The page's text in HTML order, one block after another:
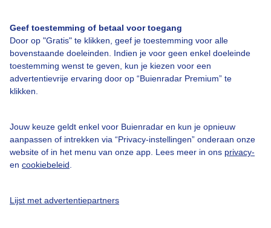
Geef toestemming of betaal voor toegang
Door op "Gratis" te klikken, geef je toestemming voor alle
bovenstaande doeleinden. Indien je voor geen enkel doeleinde
toestemming wenst te geven, kun je kiezen voor een
advertentievrije ervaring door op “Buienradar Premium” te
klikken.
Jouw keuze geldt enkel voor Buienradar en kun je opnieuw
aanpassen of intrekken via “Privacy-instellingen” onderaan onze
website of in het menu van onze app. Lees meer in ons privacy-
en cookiebeleid
Lijst met advertentiepartners
Bedrijfsgegevens
Veelgestelde vragen
Contact
Toegankelijkheid
Adverteren
Buienradar Team
Privacy beleid